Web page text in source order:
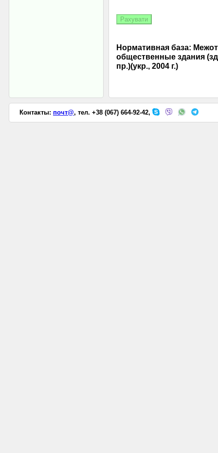
Нормативная база:
общественные здания
пр.)(укр., 2004 г.)
Контакты: почт@, тел. +38 (067) 664-92-42,